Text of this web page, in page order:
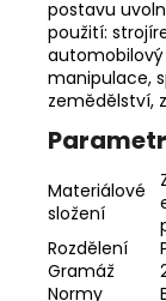
postavu
použití:
automobilový
manipulace,
zemědělství,
Materiálové
složení
Rozdělení
Gramáž
Normy